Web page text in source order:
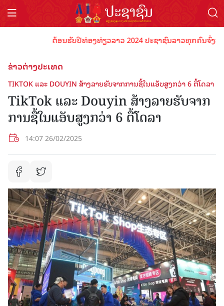
ຕ້ອນຮັບປີທ່ອງທ່ຽວລາວ 2024 ປະຊາຊົນລາວທຸກຄົນຈົ່ງພ້
ຂ່າວຕ່າງປະເທດ
TIKTOK ແລະ DOUYIN ສ້າງລາຍຮັບຈາກການຊື້ໃນແອັບສູງກວ່າ 6 ຕື້ໂດລາ
TikTok ແລະ Douyin ສ້າງລາຍຮັບຈາກ
ການຊື້ໃນແອັບສູງກວ່າ 6 ຕື້ໂດລາ
14:07 26/02/2025